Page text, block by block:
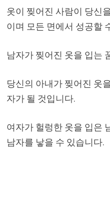
옷이 찢어진 사람이 당신
이며 모든 면에서 성공할
남자가 찢어진 옷을 입는
당신의 아내가 찢어진 옷
자가 될 것입니다.
여자가 헐렁한 옷을 입은
남자를 낳을 수 있습니다.